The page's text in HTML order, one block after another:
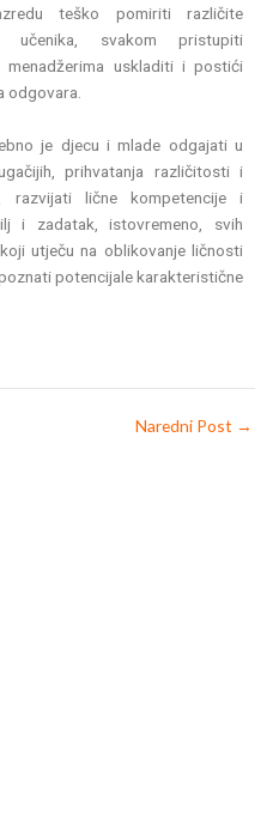
teško pomiriti različite
učenika, svakom pristupiti
uskladiti i postići
odgovara.
je djecu i mlade odgajati u
prihvatanja različitosti i
razvijati lične kompetencije i
i zadatak, istovremeno, svih
utječu na oblikovanje ličnosti
potencijale karakteristične
Naredni Post →